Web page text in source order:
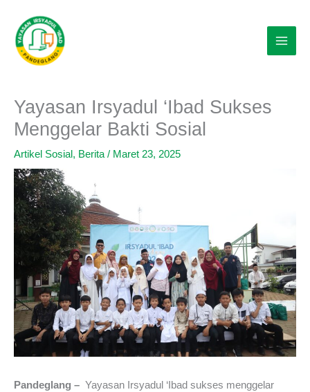
konten
Yayasan Irsyadul ‘Ibad Sukses
Menggelar Bakti Sosial
Artikel Sosial , Berita / Maret 23, 2025
Pandeglang – Yayasan Irsyadul ‘Ibad sukses menggelar